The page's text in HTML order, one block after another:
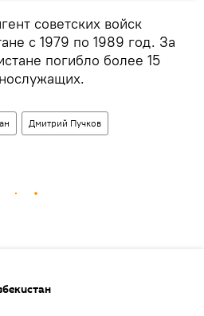
советских войск
с 1979 по 1989 год. За
погибло более 15
Дмитрий Пучков